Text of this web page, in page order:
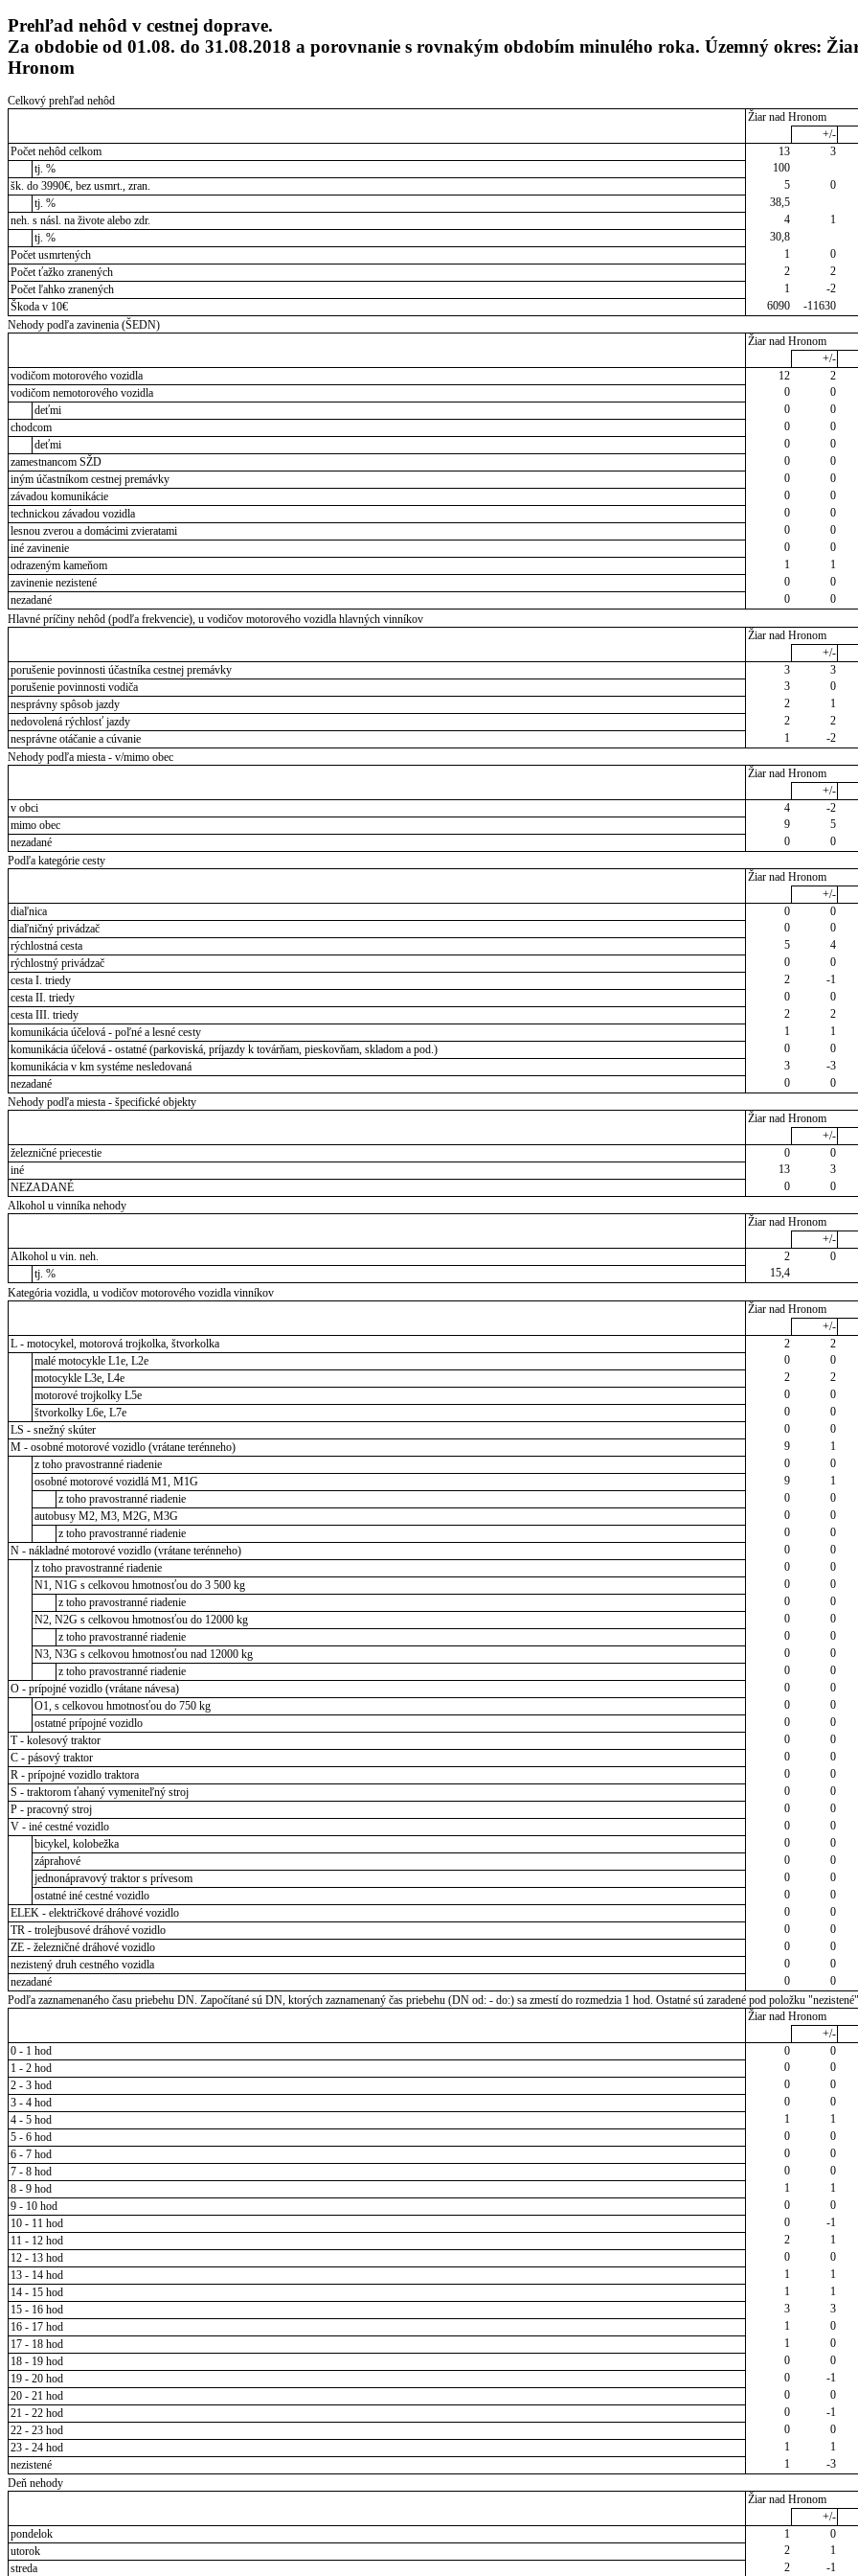
Prehľad nehôd v cestnej doprave.
Za obdobie od 01.08. do 31.08.2018 a porovnanie s rovnakým obdobím minulého roka. Územný okres:
Hronom
Celkový prehľad nehôd
Žiar nad Hronom
+/-
Počet nehôd celkom
13 3
tj. %
100
šk. do 3990€, bez usmrt., zran.
5 0
tj. %
38,5
neh. s násl. na živote alebo zdr.
4 1
tj. %
30,8
Počet usmrtených
1 0
Počet ťažko zranených
2 2
Počet ľahko zranených
1 -2
Škoda v 10€
6090 -11630
Nehody podľa zavinenia (ŠEDN)
Žiar nad Hronom
+/-
vodičom motorového vozidla
12 2
vodičom nemotorového vozidla
0 0
deťmi
0 0
chodcom
0 0
deťmi
0 0
zamestnancom SŽD
0 0
iným účastníkom cestnej premávky
0 0
závadou komunikácie
0 0
technickou závadou vozidla
0 0
lesnou zverou a domácimi zvieratami
0 0
iné zavinenie
0 0
odrazeným kameňom
1 1
zavinenie nezistené
0 0
nezadané
0 0
Hlavné príčiny nehôd (podľa frekvencie), u vodičov motorového vozidla hlavných vinníkov
Žiar nad Hronom
+/-
porušenie povinnosti účastníka cestnej premávky
3 3
porušenie povinnosti vodiča
3 0
nesprávny spôsob jazdy
2 1
nedovolená rýchlosť jazdy
2 2
nesprávne otáčanie a cúvanie
1 -2
Nehody podľa miesta - v/mimo obec
Žiar nad Hronom
+/-
v obci
4 -2
mimo obec
9 5
nezadané
0 0
Podľa kategórie cesty
Žiar nad Hronom
+/-
diaľnica
0 0
diaľničný privádzač
0 0
rýchlostná cesta
5 4
rýchlostný privádzač
0 0
cesta I. triedy
2 -1
cesta II. triedy
0 0
cesta III. triedy
2 2
komunikácia účelová - poľné a lesné cesty
1 1
komunikácia účelová - ostatné (parkoviská, príjazdy k továrňam, pieskovňam, skladom a pod.)
0 0
komunikácia v km systéme nesledovaná
3 -3
nezadané
0 0
Nehody podľa miesta - špecifické objekty
Žiar nad Hronom
+/-
železničné priecestie
0 0
iné
13 3
NEZADANÉ
0 0
Alkohol u vinníka nehody
Žiar nad Hronom
+/-
Alkohol u vin. neh.
2 0
tj. %
15,4
Kategória vozidla, u vodičov motorového vozidla vinníkov
Žiar nad Hronom
+/-
L - motocykel, motorová trojkolka, štvorkolka
2 2
malé motocykle L1e, L2e
0 0
motocykle L3e, L4e
2 2
motorové trojkolky L5e
0 0
štvorkolky L6e, L7e
0 0
LS - snežný skúter
0 0
M - osobné motorové vozidlo (vrátane terénneho)
9 1
z toho pravostranné riadenie
0 0
osobné motorové vozidlá M1, M1G
9 1
z toho pravostranné riadenie
0 0
autobusy M2, M3, M2G, M3G
0 0
z toho pravostranné riadenie
0 0
N - nákladné motorové vozidlo (vrátane terénneho)
0 0
z toho pravostranné riadenie
0 0
N1, N1G s celkovou hmotnosťou do 3 500 kg
0 0
z toho pravostranné riadenie
0 0
N2, N2G s celkovou hmotnosťou do 12000 kg
0 0
z toho pravostranné riadenie
0 0
N3, N3G s celkovou hmotnosťou nad 12000 kg
0 0
z toho pravostranné riadenie
0 0
O - prípojné vozidlo (vrátane návesa)
0 0
O1, s celkovou hmotnosťou do 750 kg
0 0
ostatné prípojné vozidlo
0 0
T - kolesový traktor
0 0
C - pásový traktor
0 0
R - prípojné vozidlo traktora
0 0
S - traktorom ťahaný vymeniteľný stroj
0 0
P - pracovný stroj
0 0
V - iné cestné vozidlo
0 0
bicykel, kolobežka
0 0
záprahové
0 0
jednonápravový traktor s prívesom
0 0
ostatné iné cestné vozidlo
0 0
ELEK - električkové dráhové vozidlo
0 0
TR - trolejbusové dráhové vozidlo
0 0
ZE - železničné dráhové vozidlo
0 0
nezistený druh cestného vozidla
0 0
nezadané
0 0
Podľa zaznamenaného času priebehu DN. Započítané sú DN, ktorých zaznamenaný čas priebehu (DN od: - do:) sa zmestí do rozmedzia 1 hod. Ostatné sú zaradené pod položku "nezistené"
Žiar nad Hronom
+/-
0 - 1 hod
0 0
1 - 2 hod
0 0
2 - 3 hod
0 0
3 - 4 hod
0 0
4 - 5 hod
1 1
5 - 6 hod
0 0
6 - 7 hod
0 0
7 - 8 hod
0 0
8 - 9 hod
1 1
9 - 10 hod
0 0
10 - 11 hod
0 -1
11 - 12 hod
2 1
12 - 13 hod
0 0
13 - 14 hod
1 1
14 - 15 hod
1 1
15 - 16 hod
3 3
16 - 17 hod
1 0
17 - 18 hod
1 0
18 - 19 hod
0 0
19 - 20 hod
0 -1
20 - 21 hod
0 0
21 - 22 hod
0 -1
22 - 23 hod
0 0
23 - 24 hod
1 1
nezistené
1 -3
Deň nehody
Žiar nad Hronom
+/-
pondelok
1 0
utorok
2 1
streda
2 -1